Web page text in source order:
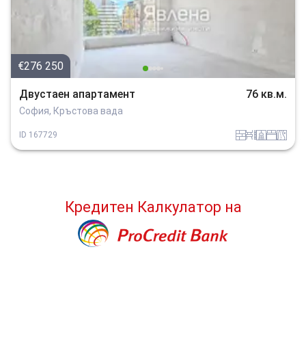
€276 250
Двустаен апартамент 76 кв.м.
София, Кръстова вада
ID 167729 tuhlaobzavejdne_0 sanitarno_pomeshtenie spalniav_blizost_do_asfaltiran_put
Кредитен Калкулатор на